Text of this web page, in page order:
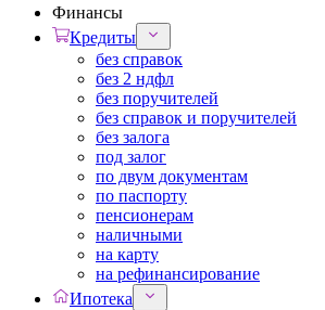
Финансы
Кредиты
без справок
без 2 ндфл
без поручителей
без справок и поручителей
без залога
под залог
по двум документам
по паспорту
пенсионерам
наличными
на карту
на рефинансирование
Ипотека